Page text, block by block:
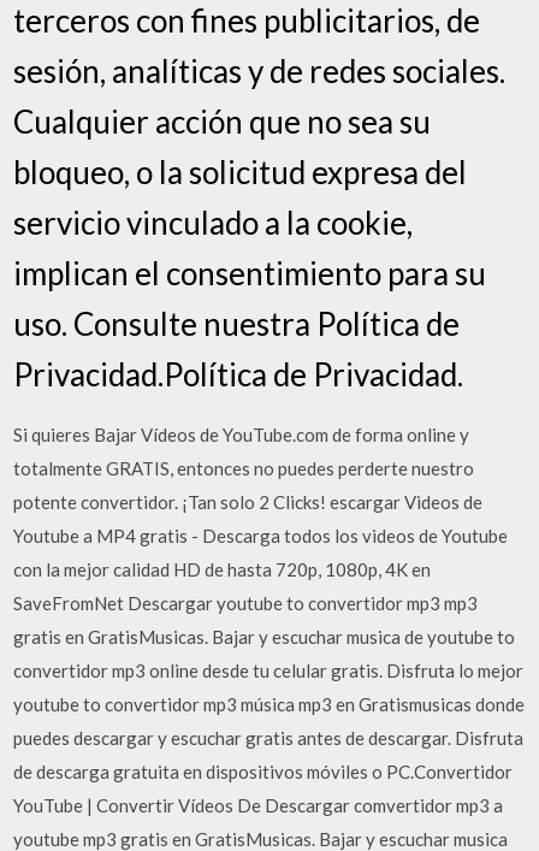
terceros con fines publicitarios, de
sesión, analíticas y de redes sociales.
Cualquier acción que no sea su
bloqueo, o la solicitud expresa del
servicio vinculado a la cookie,
implican el consentimiento para su
uso. Consulte nuestra Política de
Privacidad.Política de Privacidad.
Si quieres Bajar Vídeos de YouTube.com de forma online y
totalmente GRATIS, entonces no puedes perderte nuestro
potente convertidor. ¡Tan solo 2 Clicks! escargar Videos de
Youtube a MP4 gratis - Descarga todos los videos de Youtube
con la mejor calidad HD de hasta 720p, 1080p, 4K en
SaveFromNet Descargar youtube to convertidor mp3 mp3
gratis en GratisMusicas. Bajar y escuchar musica de youtube to
convertidor mp3 online desde tu celular gratis. Disfruta lo mejor
youtube to convertidor mp3 música mp3 en Gratismusicas donde
puedes descargar y escuchar gratis antes de descargar. Disfruta
de descarga gratuita en dispositivos móviles o PC.Convertidor
YouTube | Convertir Vídeos De Descargar comvertidor mp3 a
youtube mp3 gratis en GratisMusicas. Bajar y escuchar musica